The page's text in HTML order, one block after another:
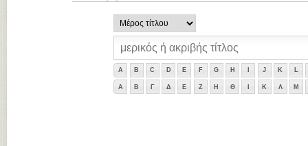
A B C D E F G H J K L
Α Β Γ Δ Ε Ζ Η Θ Κ Λ Μ